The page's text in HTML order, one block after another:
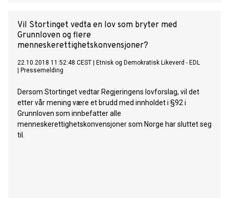
å bygge nettverk og bidra med konkrete innspill til
regjeringens arbeid på mat- og reiselivssektoren.
Vil Stortinget vedta en lov som bryter med
Grunnloven og flere
menneskerettighetskonvensjoner?
22.10.2018 11:52:48 CEST
Etnisk og Demokratisk Likeverd - EDL
Pressemelding
Dersom Stortinget vedtar Regjeringens lovforslag, vil det
etter vår mening være et brudd med innholdet i §92 i
Grunnloven som innbefatter alle
menneskerettighetskonvensjoner som Norge har sluttet seg
til.